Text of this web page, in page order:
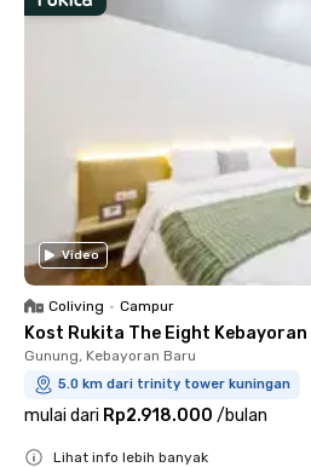
Video
Coliving • Campur
Kost Rukita The Eight Kebayoran
Gunung, Kebayoran Baru
5.0 km dari trinity tower kuningan
mulai dari Rp2.918.000 /bulan
Lihat info lebih banyak